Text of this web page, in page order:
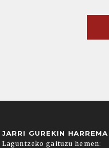
JARRI GUREKIN
Laguntzeko gaituzu hemen: